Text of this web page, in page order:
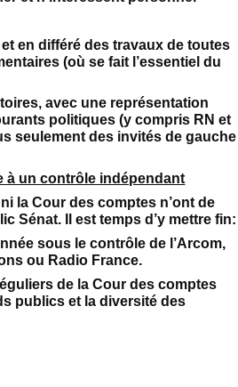
en différé des travaux de toutes
(où se fait l’essentiel du
avec une représentation
politiques (y compris RN et
seulement des invités de gauche
à un contrôle indépendant
la Cour des comptes n’ont de
Sénat. Il est temps d’y mettre fin:
sous le contrôle de l’Arcom,
ou Radio France.
de la Cour des comptes
publics et la diversité des